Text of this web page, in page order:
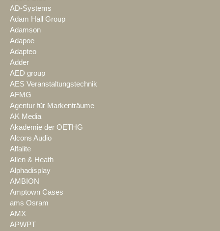
AD-Systems
Adam Hall Group
Adamson
Adapoe
Adapteo
Adder
AED group
AES Veranstaltungstechnik
AFMG
Agentur für Markenträume
AK Media
Akademie der OETHG
Alcons Audio
Alfalite
Allen & Heath
Alphadisplay
AMBION
Amptown Cases
ams Osram
AMX
APWPT